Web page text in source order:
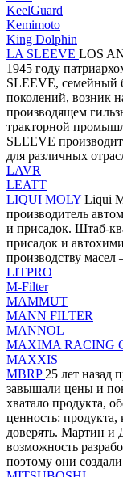
KeelGuard
Kemimoto
King Dolphin
LA SLEEVE LOS
1945 году
SLEEVE, семейный
поколений, возник
производящем
тракторной
SLEEVE
для различных
LAVR
LEATT
LIQUI MOLY Liqui
производитель
и присадок. Штаб-
присадок и
производству
LITPRO
M-Filter
MAMMUT
MANN FILTER
MANNOL
MAXIMA RACING
MAXXIS
MBRP 25 лет назад
завышали цены и
хватало продукта,
ценность:
доверять. Мартин и
возможность
поэтому они